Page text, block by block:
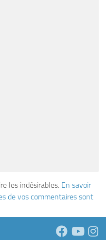
les indésirables. En savoir
de vos commentaires sont